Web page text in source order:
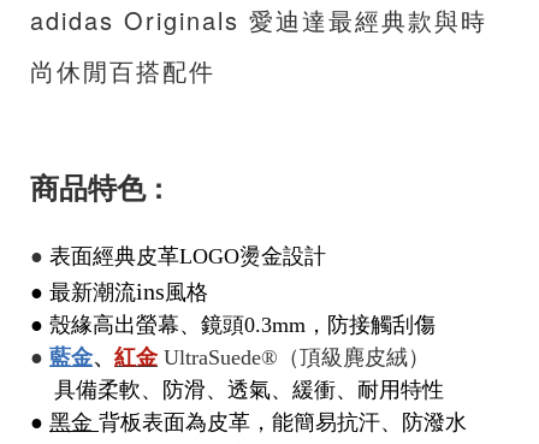
adidas Originals 愛迪達最經典款與時
尚休閒百搭配件
商品特色 :
● 表面經典皮革LOGO燙金設計
● 最新潮流ins風格
● 殼緣高出螢幕、鏡頭0.3mm，防接觸刮傷
● 藍金、 紅金UltraSuede®（頂級麂皮絨）
具備柔軟、防滑、透氣、緩衝、耐用特性
● 黑金 背板表面為皮革，能簡易抗汗、防潑水